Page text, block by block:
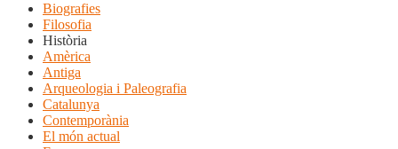
Biografies
Filosofia
Història
Amèrica
Antiga
Arqueologia i Paleografia
Catalunya
Contemporània
El món actual